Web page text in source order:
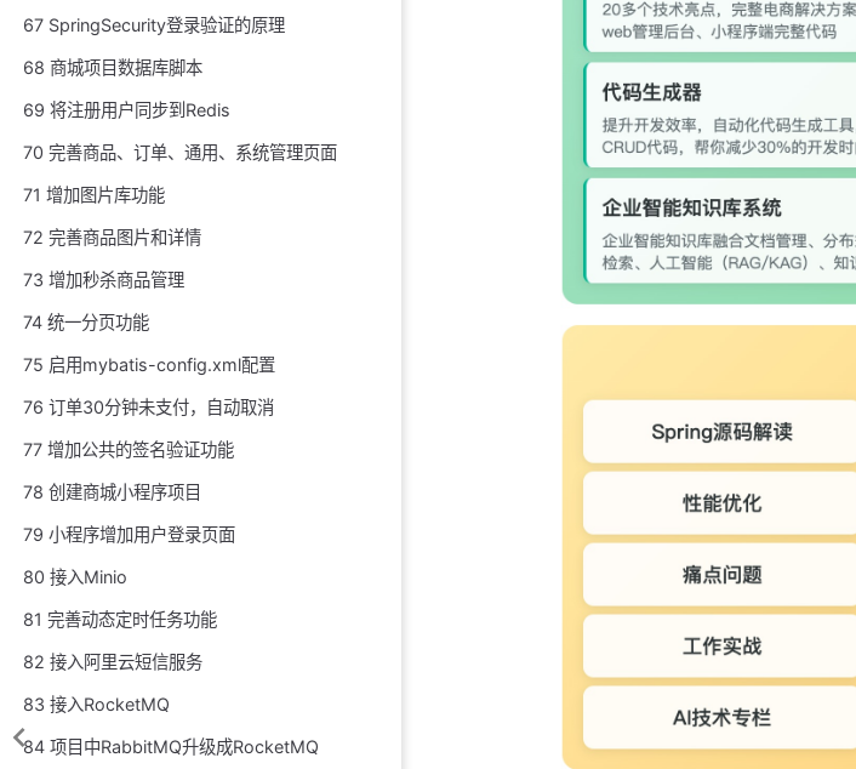
67 SpringSecurity登录验证的原理
68 商城项目数据库脚本
69 将注册用户同步到Redis
70 完善商品、订单、通用、系统管理页面
71 增加图片库功能
72 完善商品图片和详情
73 增加秒杀商品管理
74 统一分页功能
75 启用mybatis-config.xml配置
76 订单30分钟未支付，自动取消
77 增加公共的签名验证功能
78 创建商城小程序项目
79 小程序增加用户登录页面
80 接入Minio
81 完善动态定时任务功能
82 接入阿里云短信服务
83 接入RocketMQ
84 项目中RabbitMQ升级成RocketMQ